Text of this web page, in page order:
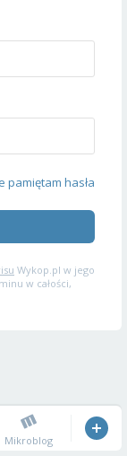
pamiętam hasła
Wykop.pl w jego
w całości,
Mikroblog